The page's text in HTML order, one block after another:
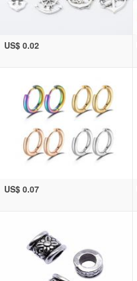
US$ 0.02
US$ 0.07